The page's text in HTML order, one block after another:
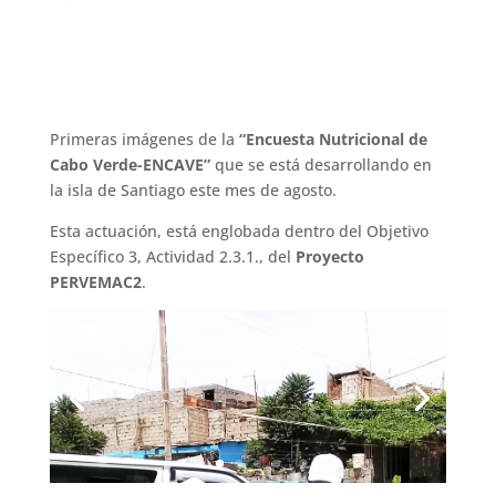
Primeras imágenes de la “Encuesta Nutricional de
Cabo Verde-ENCAVE” que se está desarrollando en
la isla de Santiago este mes de agosto.
Esta actuación, está englobada dentro del Objetivo
Específico 3, Actividad 2.3.1., del Proyecto
PERVEMAC2.